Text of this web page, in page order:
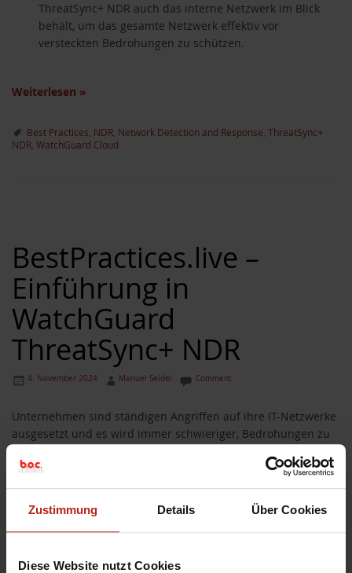
Zustimmung Details Über Cookies
Diese Website nutzt Cookies
zu WSUS
ThreatSync+ NDR auch das interne Netzwerk im Blick
behält, um das gesamte Netzwerk effektiv vor
versteckten Bedrohungen zu schützen.
Weiterlesen »
Best Practices NDR Network Detection and Response ThreatSync+
NDR WatchGuard Cloud
BestPractices.live –
Einführung in
WatchGuard
ThreatSync+ NDR
4. November 2024 Manuel Seidel Comment
Unternehmen sind ständigen Angriffen auf ihre IT-Netzwerke
ausgesetzt und es wird immer schwieriger, Bedrohungen zu
Technologie nutzt künstliche Intelligenz zur kontinuierlichen
Überwachung von Aktivitäten, um Bedrohungen zu erkennen,
Netzwerkrisiken sichtbar zu machen und die Einhaltung von
Vorschriften sicherzustellen.